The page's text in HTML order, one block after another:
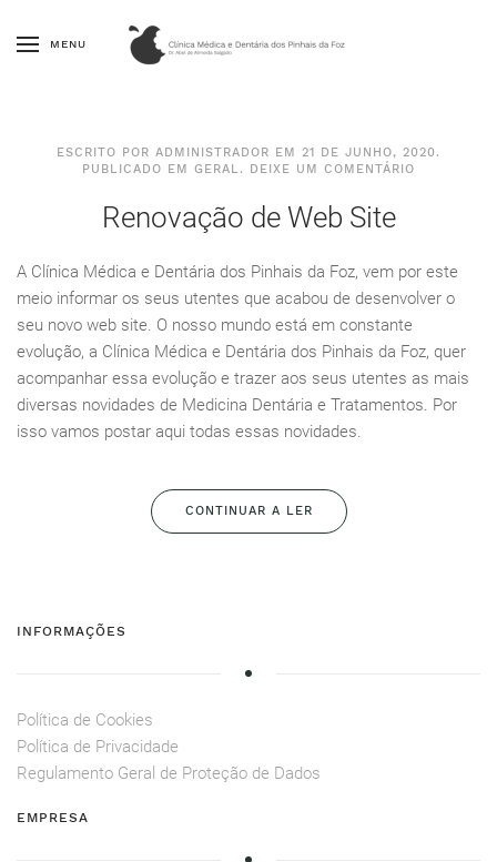
MENU
ESCRITO POR ADMINISTRADOR EM 21 DE JUNHO, 2020 .
PUBLICADO EM GERAL. DEIXE UM COMENTÁRIO
Renovação de Web Site
A Clínica Médica e Dentária dos Pinhais da Foz, vem por este
meio informar os seus utentes que acabou de desenvolver o
seu novo web site. O nosso mundo está em constante
evolução, a Clínica Médica e Dentária dos Pinhais da Foz, quer
acompanhar essa evolução e trazer aos seus utentes as mais
diversas novidades de Medicina Dentária e Tratamentos. Por
isso vamos postar aqui todas essas novidades.
CONTINUAR A LER
INFORMAÇÕES
Política de Cookies
Política de Privacidade
Regulamento Geral de Proteção de Dados
EMPRESA